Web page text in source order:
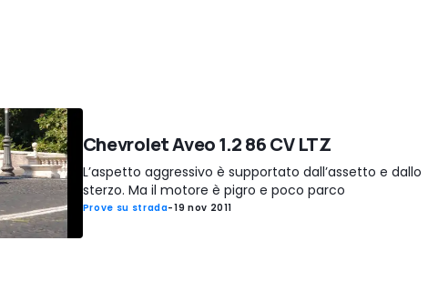
Chevrolet Aveo 1.2 86 CV LTZ
L’aspetto aggressivo è supportato dall’assetto e dallo
sterzo. Ma il motore è pigro e poco parco
Prove su strada-19 nov 2011